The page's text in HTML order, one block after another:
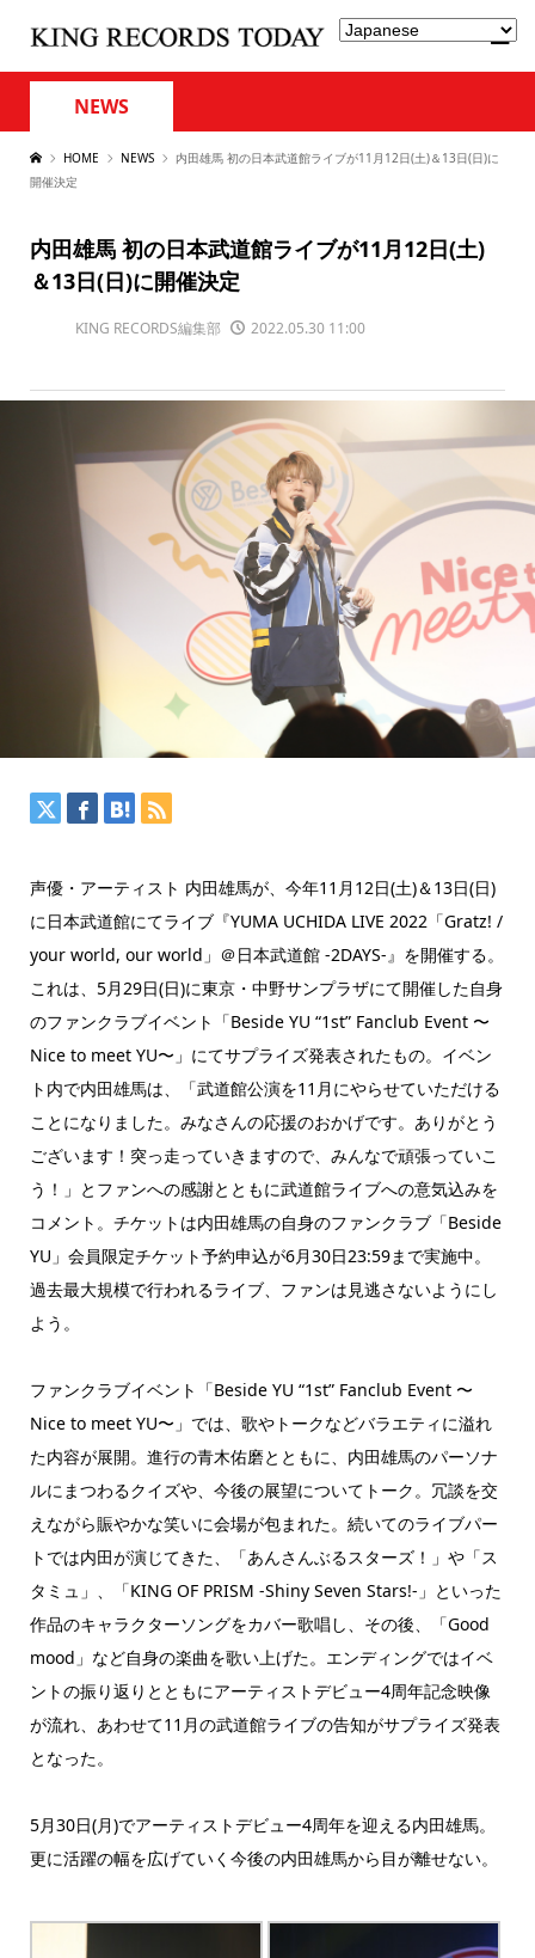
NEWS
HOME NEWS
内田雄馬 初の日本武道館ライブが11月12日(土)＆13日(日)に
開催決定
内田雄馬 初の日本武道館ライブが11月12日(土)
＆13日(日)に開催決定
KING RECORDS編集部 2022.05.30 11:00
声優・アーティスト 内田雄馬が、今年11月12日(土)＆13日(日)
に日本武道館にてライブ『YUMA UCHIDA LIVE 2022「Gratz! /
your world, our world」＠日本武道館 -2DAYS-』を開催する。
これは、5月29日(日)に東京・中野サンプラザにて開催した自身
のファンクラブイベント「Beside YU “1st” Fanclub Event 〜
Nice to meet YU〜」にてサプライズ発表されたもの。イベン
ト内で内田雄馬は、「武道館公演を11月にやらせていただける
ことになりました。みなさんの応援のおかげです。ありがとう
ございます！突っ走っていきますので、みんなで頑張っていこ
う！」とファンへの感謝とともに武道館ライブへの意気込みを
コメント。チケットは内田雄馬の自身のファンクラブ「Beside
YU」会員限定チケット予約申込が6月30日23:59まで実施中。
過去最大規模で行われるライブ、ファンは見逃さないようにし
よう。
ファンクラブイベント「Beside YU “1st” Fanclub Event 〜
Nice to meet YU〜」では、歌やトークなどバラエティに溢れ
た内容が展開。進行の青木佑磨とともに、内田雄馬のパーソナ
ルにまつわるクイズや、今後の展望についてトーク。冗談を交
えながら賑やかな笑いに会場が包まれた。続いてのライブパー
トでは内田が演じてきた、「あんさんぶるスターズ！」や「ス
タミュ」、「KING OF PRISM ‐Shiny Seven Stars!-」といった
作品のキャラクターソングをカバー歌唱し、その後、「Good
mood」など自身の楽曲を歌い上げた。エンディングではイベ
ントの振り返りとともにアーティストデビュー4周年記念映像
が流れ、あわせて11月の武道館ライブの告知がサプライズ発表
となった。
5月30日(月)でアーティストデビュー4周年を迎える内田雄馬。
更に活躍の幅を広げていく今後の内田雄馬から目が離せない。